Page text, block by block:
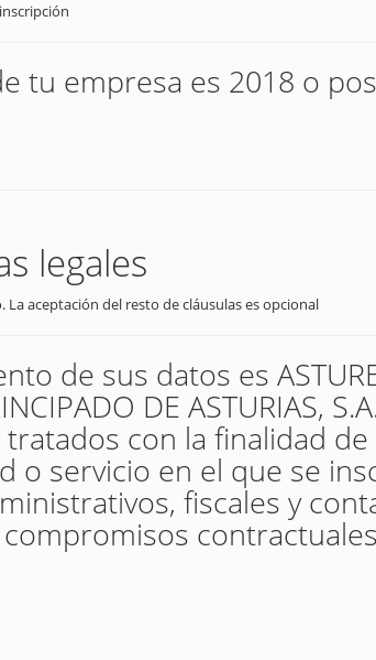
tu empresa es 2018 o
legales
La aceptación del resto de cláusulas es opcional
de sus datos es
DE ASTURIAS,
tratados con la finalidad
o servicio en el que se
fiscales y